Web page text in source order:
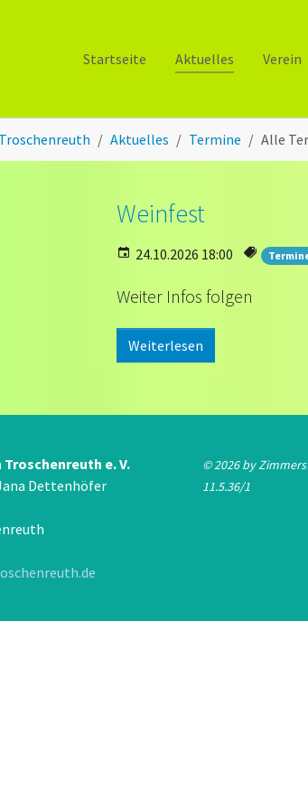
Startseite Aktuelles Verein
Aktuelles Termine Alle
Weinfest
24.10.2026 18:00
Weiter Infos folgen
Weiterlesen
e. V.
Dettenhöfer
© 2026 by
11.5.36/1